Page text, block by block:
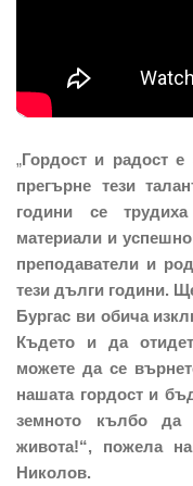
„Гордост и радост
прегърне тези
години се
материали и
преподаватели и
тези дълги години.
Бургас ви обича
Където и да
можете да се
нашата гордост и
земното кълбо
живота!“, пожела
Николов.